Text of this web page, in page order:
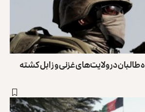
طالبان در ولایت‌های غزنی و زابل کشته